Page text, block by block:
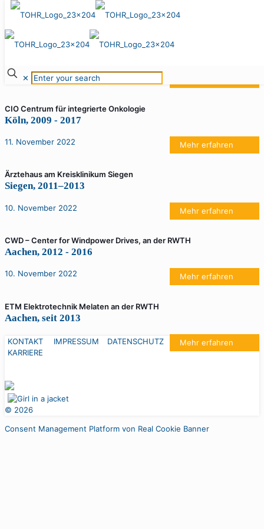
✕
11. November 2022
Casino KIT – Karlsruher Institut für Technologie
11. November 2022
CIO Centrum für integrierte Onkologie
Köln, 2009 - 2017
Mehr erfahren
11. November 2022
Ärztehaus am Kreisklinikum Siegen
Siegen, 2011–2013
Mehr erfahren
10. November 2022
CWD – Center for Windpower Drives, an der RWTH
Aachen, 2012 - 2016
Mehr erfahren
10. November 2022
ETM Elektrotechnik Melaten an der RWTH
Aachen, seit 2013
Mehr erfahren
KONTAKT IMPRESSUM
DATENSCHUTZ
KARRIERE
© 2026
Consent Management Platform von Real Cookie Banner